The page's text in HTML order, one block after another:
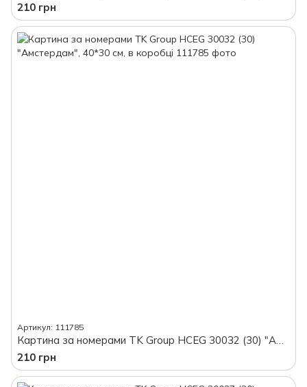
210 грн
Артикул: 111785
Картина за номерами TK Group HCEG 30032 (30) "Амстердам", 40*30 см, в коробці
210 грн